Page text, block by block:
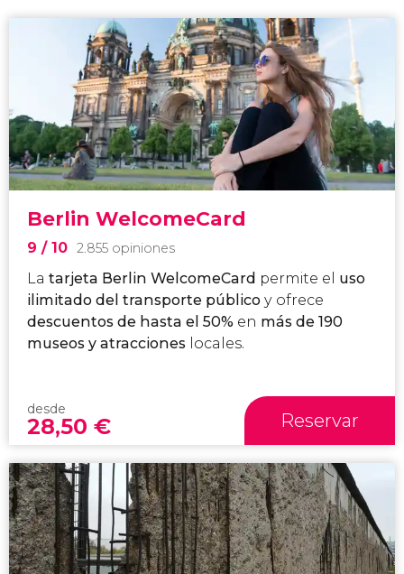
Berlin WelcomeCard
9 / 10 2.855 opiniones
La tarjeta Berlin WelcomeCard permite el uso
ilimitado del transporte público y ofrece
descuentos de hasta el 50% en más de 190
museos y atracciones locales.
desde
28,50 € Reservar